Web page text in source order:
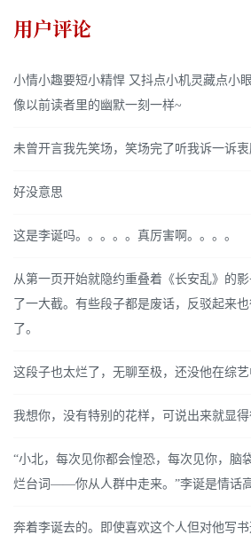
用户评论
小情小趣要短小精悍 又抖点小机灵藏点小
像以前读者里的幽默一刻一样~
未曾开言我先笑场，笑场完了听我诉一诉衷
好没意思
这是李诞吗。。。。。真厉害啊。。。。
从第一页开始就隐约重叠着《长安乱》的
了一大截。有些段子都是废话，反驳起来
了。
这段子也太烂了，无聊至极，还没他在综
我想你，没有特别的花样，可说出来就显得
“小北，每次见你都会惶恐，每次见你，脑
烂台词——你从人群中走来。”李诞是情话
奔着李诞去的。即使喜欢这个人但对他写